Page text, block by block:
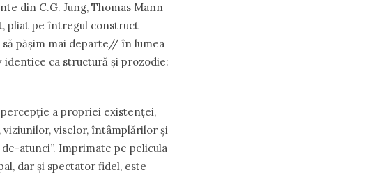
din C.G. Jung, Thomas Mann
pliat pe întregul construct
pășim mai departe// în lumea
ca structură și prozodie:
a propriei existenței,
viselor, întâmplărilor și
atunci”. Imprimate pe pelicula
dar și spectator fidel, este